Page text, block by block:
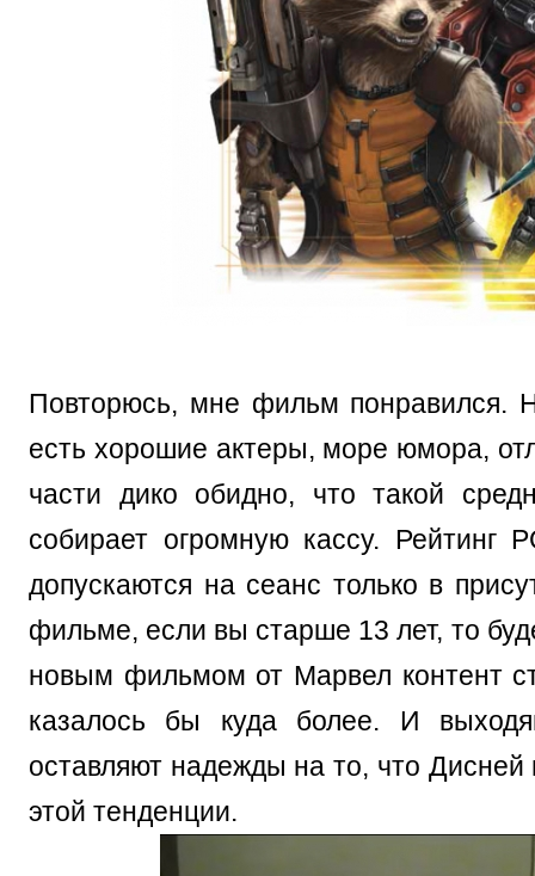
Повторюсь, мне фильм понравился.
есть хорошие актеры, море юмора,
части дико обидно, что такой
собирает огромную кассу. Рейтинг
допускаются на сеанс только в
фильме, если вы старше 13 лет, то
новым фильмом от Марвел контент
казалось бы куда более. И
оставляют надежды на то, что
этой тенденции.